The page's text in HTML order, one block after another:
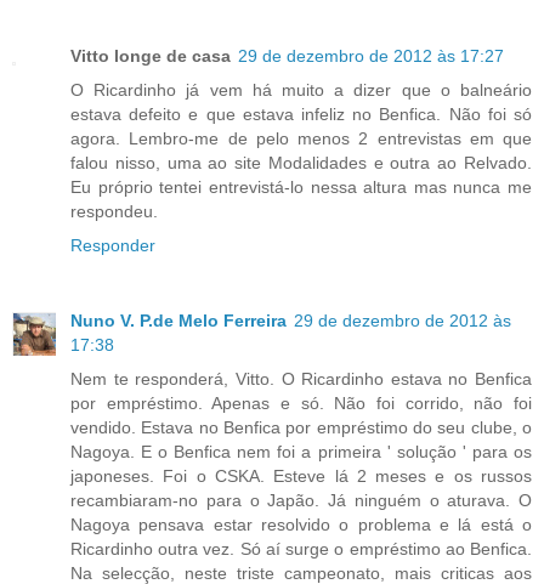
Vitto longe de casa 29 de dezembro de 2012 às 17:27
O Ricardinho já vem há muito a dizer que o balneário
estava defeito e que estava infeliz no Benfica. Não foi só
agora. Lembro-me de pelo menos 2 entrevistas em que
falou nisso, uma ao site Modalidades e outra ao Relvado.
Eu próprio tentei entrevistá-lo nessa altura mas nunca me
respondeu.
Responder
Nuno V. P.de Melo Ferreira 29 de dezembro de 2012 às
17:38
Nem te responderá, Vitto. O Ricardinho estava no Benfica
por empréstimo. Apenas e só. Não foi corrido, não foi
vendido. Estava no Benfica por empréstimo do seu clube, o
Nagoya. E o Benfica nem foi a primeira ' solução ' para os
japoneses. Foi o CSKA. Esteve lá 2 meses e os russos
recambiaram-no para o Japão. Já ninguém o aturava. O
Nagoya pensava estar resolvido o problema e lá está o
Ricardinho outra vez. Só aí surge o empréstimo ao Benfica.
Na selecção, neste triste campeonato, mais criticas aos